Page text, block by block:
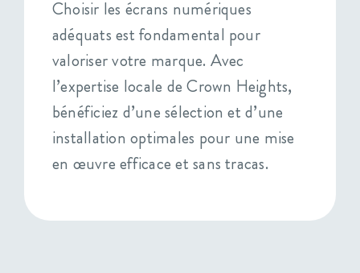
Choisir les écrans numériques
adéquats est fondamental pour
valoriser votre marque. Avec
l’expertise locale de Crown Heights,
bénéficiez d’une sélection et d’une
installation optimales pour une mise
en œuvre efficace et sans tracas.